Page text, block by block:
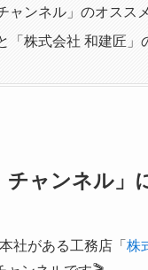
ャンネル」のオスス
「株式会社 和建匠」
ャンネル」
社がある工務店「株